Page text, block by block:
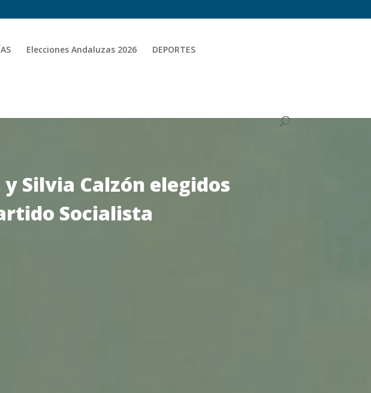
Elecciones Andaluzas 2026 DEPORTES
Silvia Calzón elegidos
Socialista